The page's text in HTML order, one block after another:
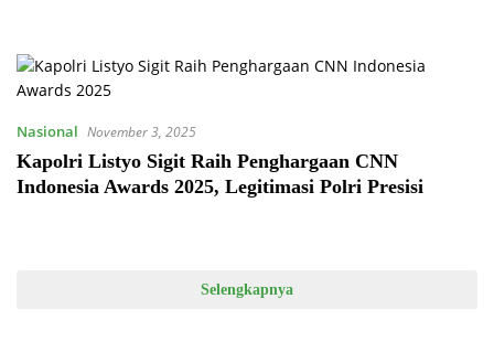
Nasional November 3, 2025
Kapolri Listyo Sigit Raih Penghargaan CNN
Indonesia Awards 2025, Legitimasi Polri Presisi
Selengkapnya